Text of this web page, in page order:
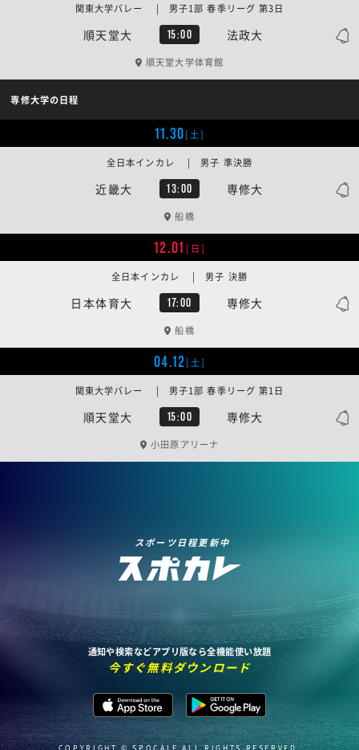
順天堂大 15:00 法政大
関東大学バレー | 男子1部 春季リーグ 第3日
順天堂大学体育館
専修大学の日程
11.30[土]
近畿大 13:00 専修大
全日本インカレ | 男子 準決勝
船橋
12.01 [日]
日本体育大 17:00 専修大
全日本インカレ | 男子 決勝
船橋
04.12[土]
順天堂大 15:00 専修大
関東大学バレー | 男子1部 春季リーグ 第1日
小田原アリーナ
スポーツ日程更新中
通知や検索などアプリ版なら全機能使い放題
今すぐ無料ダウンロード